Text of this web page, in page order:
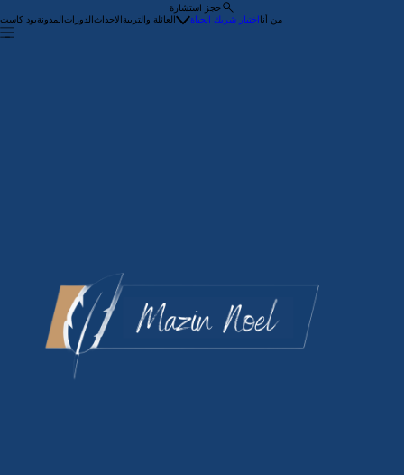
حجز استشارة
بود كاستالمدونةالدوراتالاحداثالعائلة والتربية اختيار شريك الحياةمن أنا